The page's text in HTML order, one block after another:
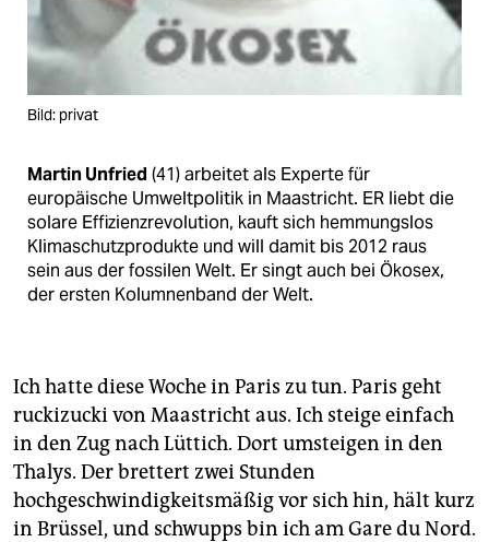
genossenschaft
epaper login
Bild: privat
Martin Unfried (41) arbeitet als Experte für
europäische Umweltpolitik in Maastricht. ER liebt die
solare Effizienzrevolution, kauft sich hemmungslos
Klimaschutzprodukte und will damit bis 2012 raus
sein aus der fossilen Welt. Er singt auch bei Ökosex,
der ersten Kolumnenband der Welt.
Ich hatte diese Woche in Paris zu tun. Paris geht
ruckizucki von Maastricht aus. Ich steige einfach
in den Zug nach Lüttich. Dort umsteigen in den
Thalys. Der brettert zwei Stunden
hochgeschwindigkeitsmäßig vor sich hin, hält kurz
in Brüssel, und schwupps bin ich am Gare du Nord.